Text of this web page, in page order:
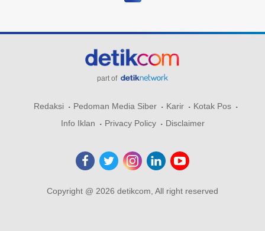
part of
Redaksi Pedoman Media Siber Karir
Kotak Pos
Info Iklan
Privacy Policy Disclaimer
Copyright @ 2026 detikcom, All right reserved